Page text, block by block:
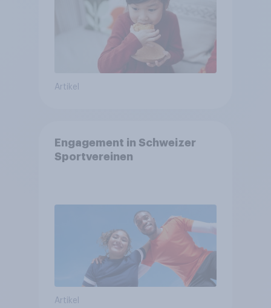
Artikel
Engagement in Schweizer
Sportvereinen
Artikel